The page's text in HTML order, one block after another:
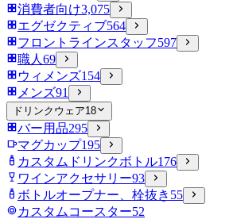
消費者向け3,075
エグゼクティブ564
フロントラインスタッフ597
職人 69
ウィメンズ154
メンズ91
ドリンクウェア18
バー用品295
マグカップ195
カスタムドリンクボトル176
ワインアクセサリー93
ボトルオープナー、栓抜き 55
カスタムコースター52